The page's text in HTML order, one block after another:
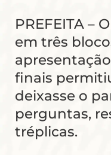
PREFEITA –
em três
finais
deixasse o
perguntas,
tréplicas.